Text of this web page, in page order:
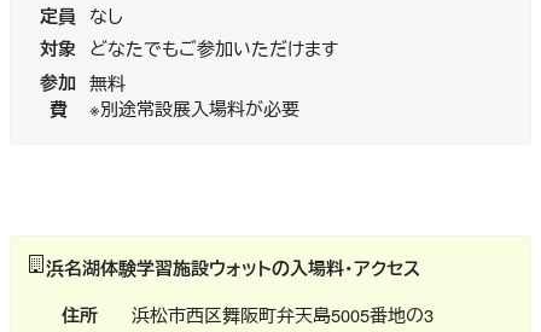
定員 なし
対象 どなたでもご参加いただけます
参加
費
無料
※別途常設展入場料が必要
浜名湖体験学習施設ウォットの入場料・アクセス
住所
浜松市西区舞阪町弁天島5005番地の3